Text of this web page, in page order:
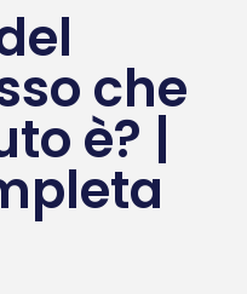
che
è? |